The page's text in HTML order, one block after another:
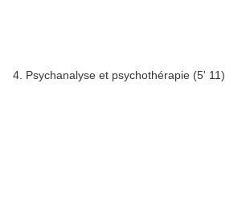
4. Psychanalyse et psychothérapie (5' 11)